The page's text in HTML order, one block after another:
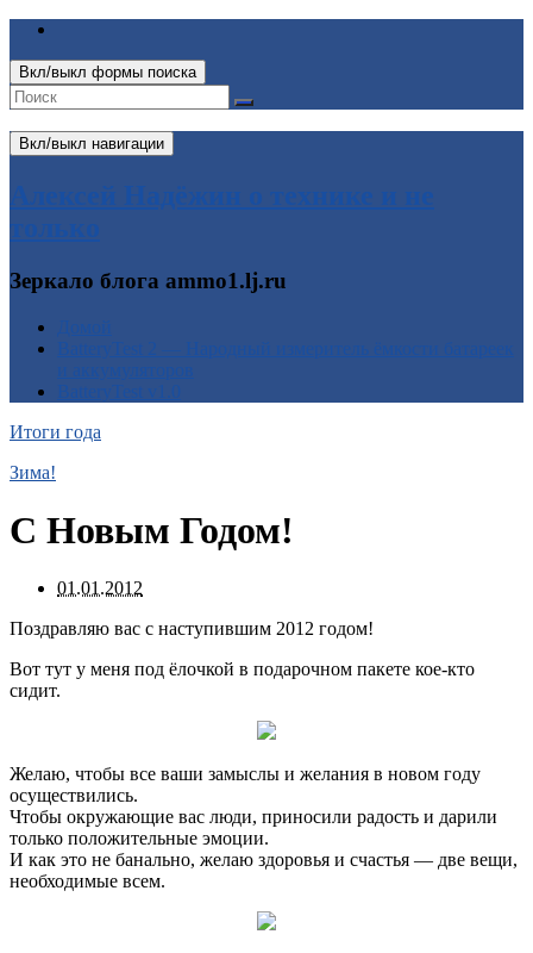
Вкл/выкл формы поиска
Вкл/выкл навигации
Алексей Надёжин о технике и не
только
Зеркало блога ammo1.lj.ru
Итоги года
Зима!
С Новым Годом!
01.01.2012
Поздравляю вас с наступившим 2012 годом!
Вот тут у меня под ёлочкой в подарочном пакете кое-кто
сидит.
Желаю, чтобы все ваши замыслы и желания в новом году
осуществились.
Чтобы окружающие вас люди, приносили радость и дарили
только положительные эмоции.
И как это не банально, желаю здоровья и счастья — две вещи,
необходимые всем.